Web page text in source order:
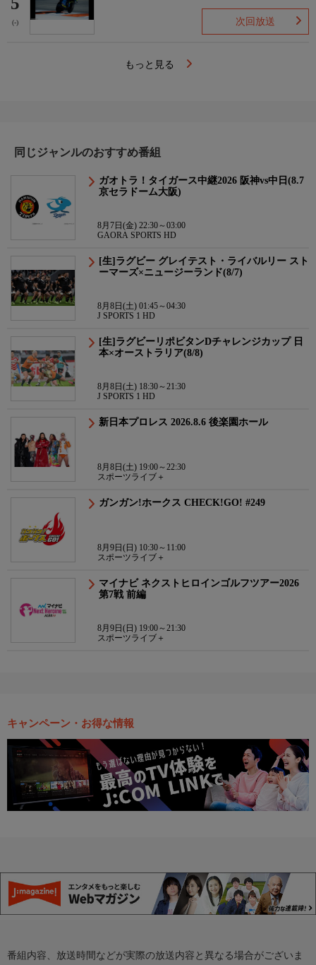
(-) 次回放送
もっと見る
同じジャンルのおすすめ番組
ガオトラ！タイガース中継2026 阪神vs中日(8.7
京セラドーム大阪)
8月7日(金) 22:30～03:00
GAORA SPORTS HD
[生]ラグビー グレイテスト・ライバルリー スト
ーマーズ×ニュージーランド(8/7)
8月8日(土) 01:45～04:30
J SPORTS 1 HD
[生]ラグビーリポビタンDチャレンジカップ 日
本×オーストラリア(8/8)
8月8日(土) 18:30～21:30
J SPORTS 1 HD
新日本プロレス 2026.8.6 後楽園ホール
8月8日(土) 19:00～22:30
スポーツライブ＋
ガンガン!ホークス CHECK!GO! #249
8月9日(日) 10:30～11:00
スポーツライブ＋
マイナビ ネクストヒロインゴルフツアー2026
第7戦 前編
8月9日(日) 19:00～21:30
スポーツライブ＋
キャンペーン・お得な情報
番組内容、放送時間などが実際の放送内容と異なる場合がございま